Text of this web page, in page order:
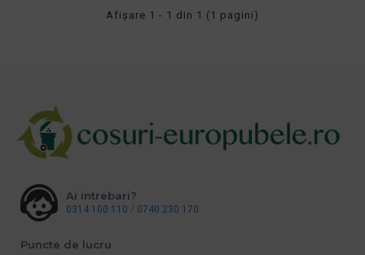
Afişare 1 - 1 din 1 (1 pagini)
Ai intrebari?
0314 100 110 / 0740 230 170
Puncte de lucru